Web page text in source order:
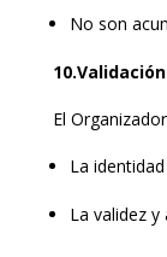
No son
El
La
La validez